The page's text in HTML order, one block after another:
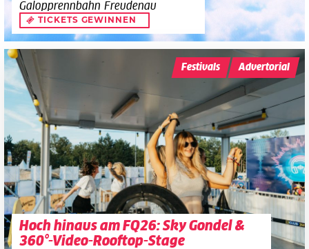
Galopprennbahn Freudenau
TICKETS GEWINNEN
Hoch hinaus am FQ26: Sky Gondel &
360°-Video-Rooftop-Stage
Festivals Advertorial